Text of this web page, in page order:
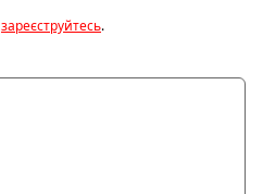
зареєструйтесь.